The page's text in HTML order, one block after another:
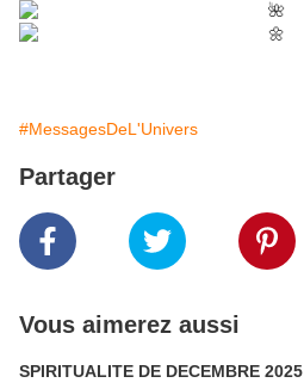
#MessagesDeL'Univers
Partager
Vous aimerez aussi
SPIRITUALITE DE DECEMBRE 2025